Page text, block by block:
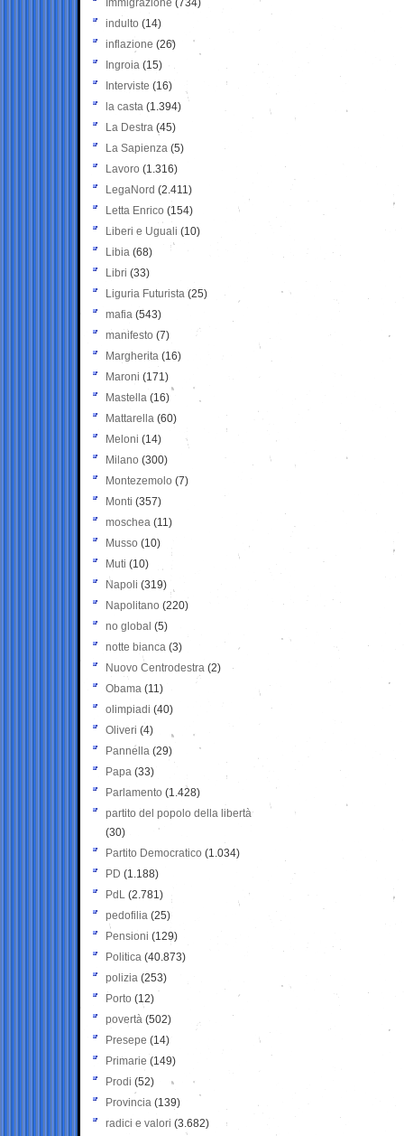
Immigrazione (734)
indulto (14)
inflazione (26)
Ingroia (15)
Interviste (16)
la casta (1.394)
La Destra (45)
La Sapienza (5)
Lavoro (1.316)
LegaNord (2.411)
Letta Enrico (154)
Liberi e Uguali (10)
Libia (68)
Libri (33)
Liguria Futurista (25)
mafia (543)
manifesto (7)
Margherita (16)
Maroni (171)
Mastella (16)
Mattarella (60)
Meloni (14)
Milano (300)
Montezemolo (7)
Monti (357)
moschea (11)
Musso (10)
Muti (10)
Napoli (319)
Napolitano (220)
no global (5)
notte bianca (3)
Nuovo Centrodestra (2)
Obama (11)
olimpiadi (40)
Oliveri (4)
Pannella (29)
Papa (33)
Parlamento (1.428)
partito del popolo della libertà
(30)
Partito Democratico (1.034)
PD (1.188)
PdL (2.781)
pedofilia (25)
Pensioni (129)
Politica (40.873)
polizia (253)
Porto (12)
povertà (502)
Presepe (14)
Primarie (149)
Prodi (52)
Provincia (139)
radici e valori (3.682)